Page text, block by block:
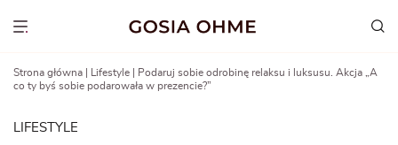
Show menu
Strona główna Lifestyle
Podaruj sobie odrobinę relaksu i luksusu. Akcja „A
co ty byś sobie podarowała w prezencie?”
LIFESTYLE